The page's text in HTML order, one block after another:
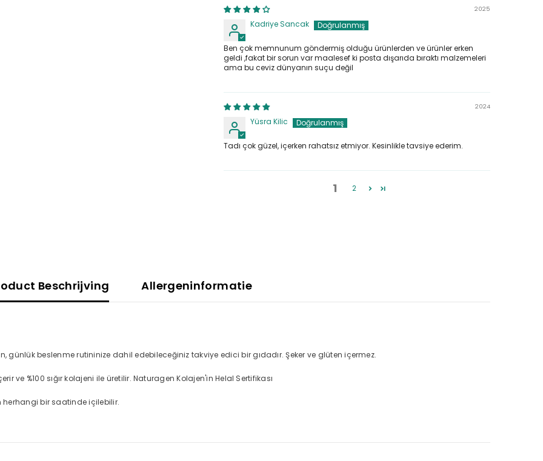
2025
Kadriye Sancak
Ben çok memnunum göndermiş olduğu ürünlerden ve ürünler erken
geldi ,fakat bir sorun var maalesef ki posta dışarıda bıraktı malzemeleri
ama bu ceviz dünyanın suçu değil
2024
Yüsra Kilic
Tadı çok güzel, içerken rahatsız etmiyor. Kesinlikle tavsiye ederim.
1 2
Beschrijving Allergeninformatie
beslenme rutininize dahil edebileceğiniz takviye edici bir gıdadır. Şeker ve glüten içermez.
ve %100 sığır kolajeni ile üretilir. Naturagen Kolajen'in Helal Sertifikası
herhangi bir saatinde içilebilir.